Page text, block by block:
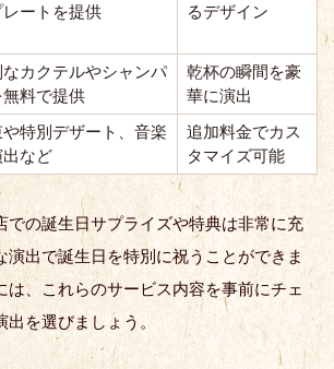
レートを提供
るデザイン
なカクテルやシャンパ
無料で提供
乾杯の瞬間を豪
華に演出
特別デザート、音楽
出など
追加料金でカス
タマイズ可能
での誕生日サプライズや特典は非常に充
演出で誕生日を特別に祝うことができま
は、これらのサービス内容を事前にチェ
出を選びましょう。